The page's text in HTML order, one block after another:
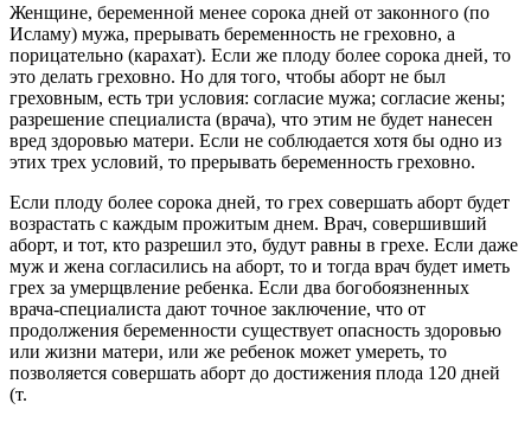
Женщине, беременной менее сорока дней от законного (по
Исламу) мужа, прерывать беременность не греховно, а
порицательно (карахат). Если же плоду более сорока дней, то
это делать греховно. Но для того, чтобы аборт не был
греховным, есть три условия: согласие мужа; согласие жены;
разрешение специалиста (врача), что этим не будет нанесен
вред здоровью матери. Если не соблюдается хотя бы одно из
этих трех условий, то прерывать беременность греховно.
Если плоду более сорока дней, то грех совершать аборт будет
возрастать с каждым прожитым днем. Врач, совершивший
аборт, и тот, кто разрешил это, будут равны в грехе. Если даже
муж и жена согласились на аборт, то и тогда врач будет иметь
грех за умерщвление ребенка. Если два богобоязненных
врача-специалиста дают точное заключение, что от
продолжения беременности существует опасность здоровью
или жизни матери, или же ребенок может умереть, то
позволяется совершать аборт до достижения плода 120 дней
(т.